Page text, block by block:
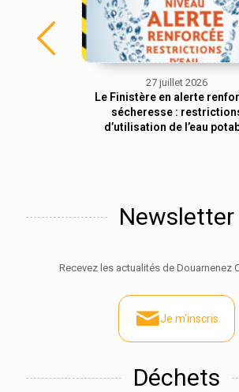
27 juillet 2026
Le Finistère en alerte
sécheresse :
d’utilisation de l’eau
Newsletter
Recevez les actualités de Douarnenez
Je m'inscris
Déchets